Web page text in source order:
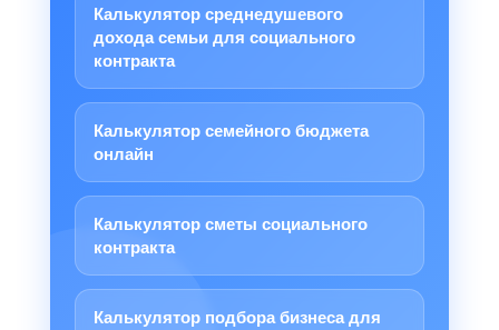
Калькулятор среднедушевого
дохода семьи для социального
контракта
Калькулятор семейного бюджета
онлайн
Калькулятор сметы социального
контракта
Калькулятор подбора бизнеса для